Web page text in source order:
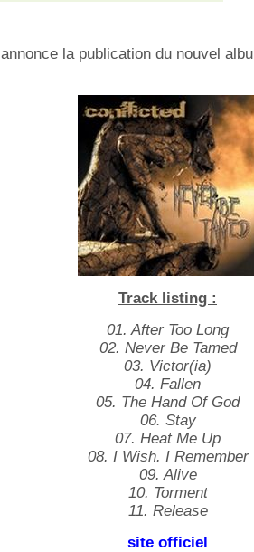
annonce la publication du nouvel
Track listing :
01. After Too Long
02. Never Be Tamed
03. Victor(ia)
04. Fallen
05. The Hand Of God
06. Stay
07. Heat Me Up
08. I Wish. I Remember
09. Alive
10. Torment
11. Release
site officiel